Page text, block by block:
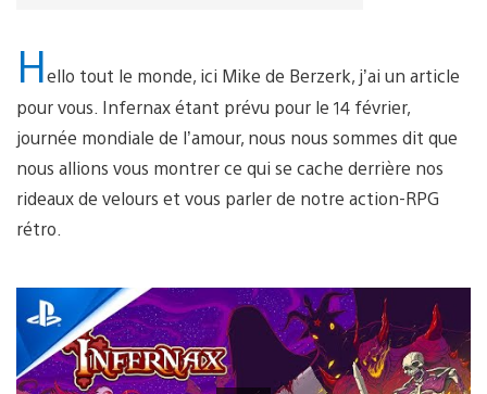
Hello tout le monde, ici Mike de Berzerk, j’ai un article
pour vous. Infernax étant prévu pour le 14 février,
journée mondiale de l’amour, nous nous sommes dit que
nous allions vous montrer ce qui se cache derrière nos
rideaux de velours et vous parler de notre action-RPG
rétro.